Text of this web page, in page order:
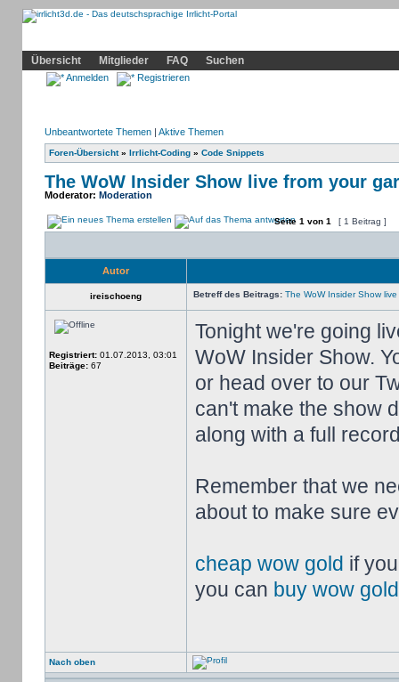
Übersicht
Mitglieder FAQ Suchen
Anmelden Registrieren
Unbeantwortete Themen| Aktive Themen
Foren-Übersicht» Irrlicht-Coding» Code Snippets
The WoW Insider Show live from your
Moderator: Moderation
Seite 1 von 1 [ 1 Beitrag ]
Autor
ireischoeng Betreff des Beitrags: The WoW Insider Show
Registriert:01.07.2013, 03:01
Beiträge:67
Tonight we're going
WoW Insider Show.
or head over to our
can't make the show
along with a full
Remember that we
about to make sure
cheap wow gold if
you can buy wow gold
Nach oben